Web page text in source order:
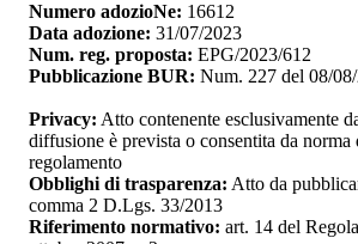
Numero adozioNe: 16612
Data adozione: 31/07/2023
Num. reg. proposta: EPG/2023/612
Pubblicazione BUR: Num. 227 del 08/
Privacy: Atto contenente esclusivamente
diffusione è prevista o consentita da norma
regolamento
Obblighi di trasparenza: Atto da
comma 2 D.Lgs. 33/2013
Riferimento normativo: art. 14 del